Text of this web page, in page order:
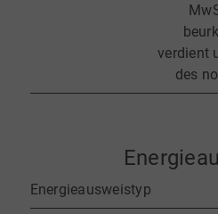
verdient
des
Energieausweistyp